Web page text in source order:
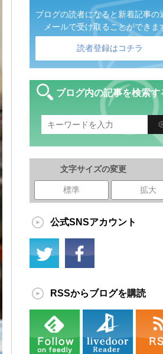
ブログの読者になると新着記事の
メールで受け取ることができま
読者登録はコチラ
ブログ内の記事を検索す
文字サイズの変更
標準 拡大
公式SNSアカウント
RSSからブログを購読